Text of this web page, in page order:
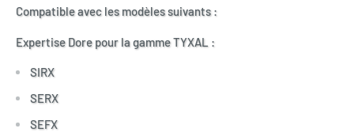
Compatible avec les modèles suivants :
Expertise Dore pour la gamme TYXAL :
SIRX
SERX
SEFX